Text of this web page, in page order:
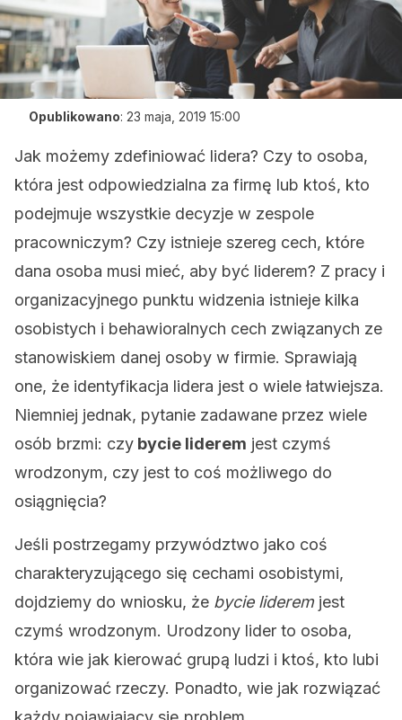
Opublikowano: 23 maja, 2019 15:00
Jak możemy zdefiniować lidera? Czy to osoba,
która jest odpowiedzialna za firmę lub ktoś, kto
podejmuje wszystkie decyzje w zespole
pracowniczym? Czy istnieje szereg cech, które
dana osoba musi mieć, aby być liderem? Z pracy i
organizacyjnego punktu widzenia istnieje kilka
osobistych i behawioralnych cech związanych ze
stanowiskiem danej osoby w firmie. Sprawiają
one, że identyfikacja lidera jest o wiele łatwiejsza.
Niemniej jednak, pytanie zadawane przez wiele
osób brzmi: czy bycie liderem jest czymś
wrodzonym, czy jest to coś możliwego do
osiągnięcia?
Jeśli postrzegamy przywództwo jako coś
charakteryzującego się cechami osobistymi,
dojdziemy do wniosku, że bycie lideremjest
czymś wrodzonym. Urodzony lider to osoba,
która wie jak kierować grupą ludzi i ktoś, kto lubi
organizować rzeczy. Ponadto, wie jak rozwiązać